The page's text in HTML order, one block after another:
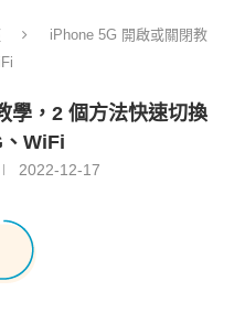
iPhone 5G 開啟或關閉教
學，2 個方法快速切換
WiFi
2022-12-17